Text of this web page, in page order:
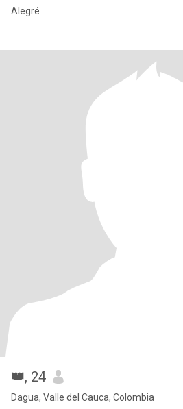
Alegré
👑, 24
Dagua, Valle del Cauca, Colombia